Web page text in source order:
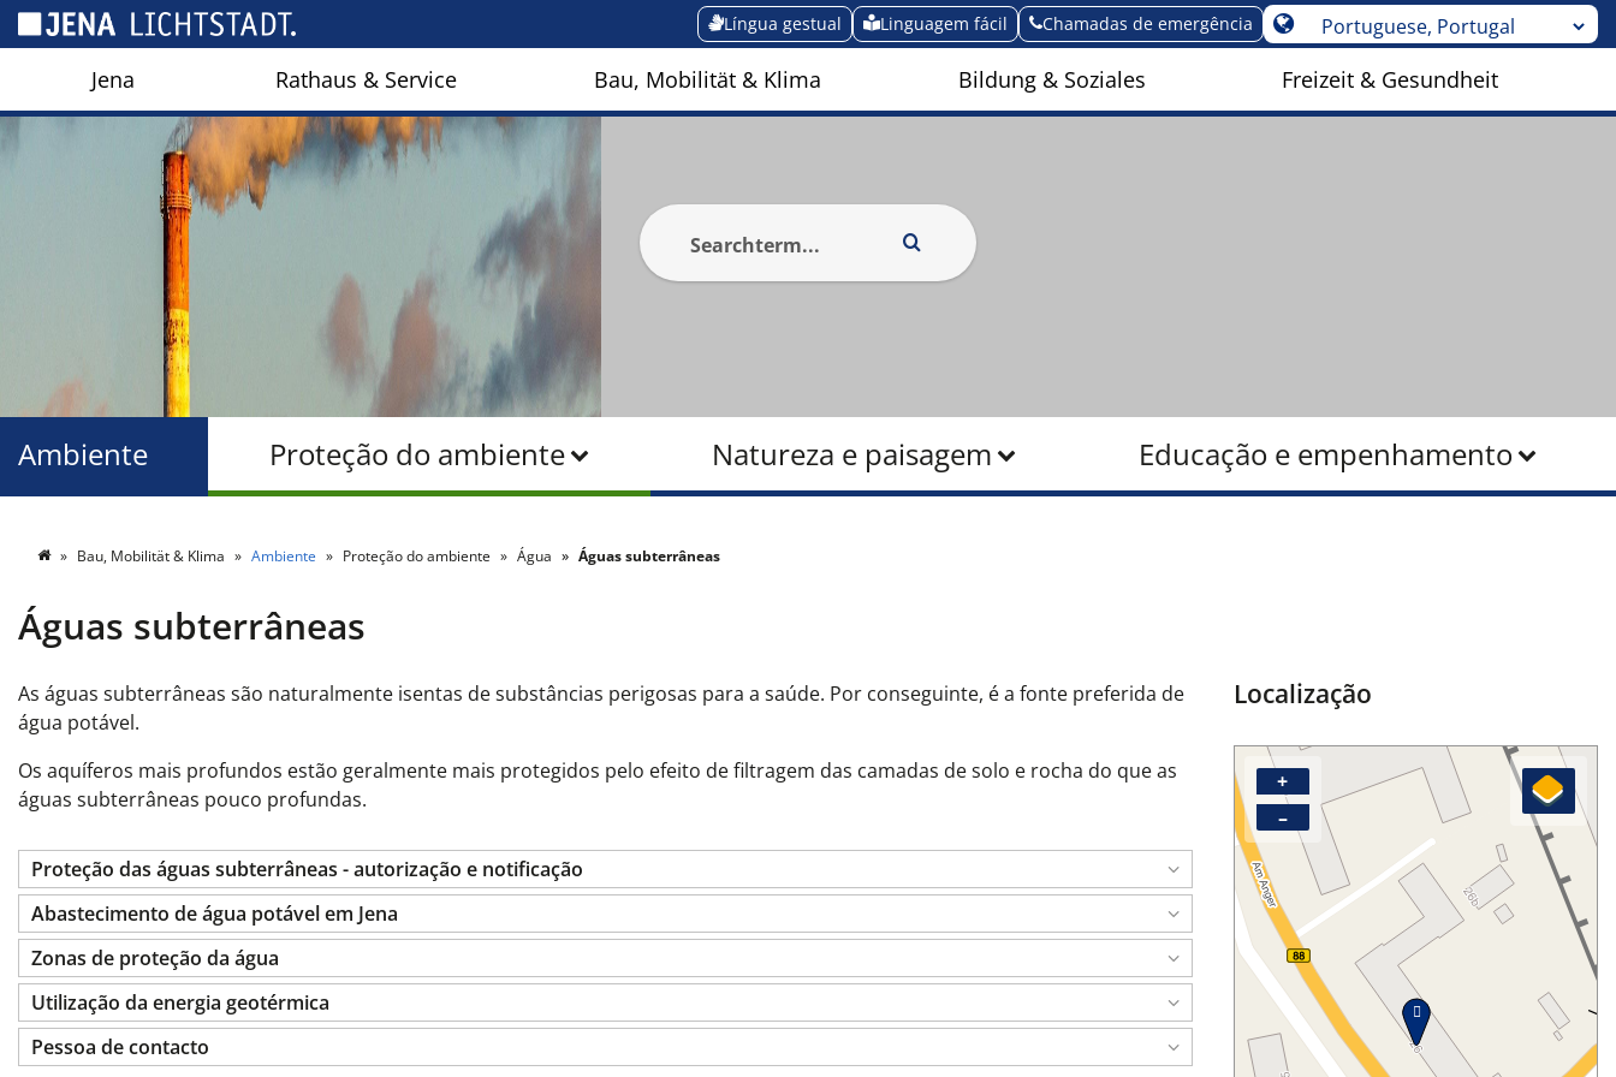
Língua gestual Linguagem fácil Chamadas de emergência
Jena Rathaus & Service Bau, Mobilität & Klima Bildung & Soziales Freizeit & Gesundheit
Proteção do ambiente Natureza e paisagem Educação e empenhamento
Ambiente
Bau, Mobilität & Klima Ambiente Proteção do ambiente Água Águas subterrâneas
Águas subterrâneas
As águas subterrâneas são naturalmente isentas de substâncias perigosas para a saúde. Por conseguinte, é a fonte preferida de
água potável.
Os aquíferos mais profundos estão geralmente mais protegidos pelo efeito de filtragem das camadas de solo e rocha do que as
águas subterrâneas pouco profundas.
Proteção das águas subterrâneas - autorização e notificação
Abastecimento de água potável em Jena
Zonas de proteção da água
Utilização da energia geotérmica
Pessoa de contacto
Localização
+
–
Cookies management panel